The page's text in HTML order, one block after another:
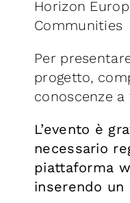
Horizon
Communities
Per
progetto,
conoscenze
L’evento è
necessario
piattaforma
inserendo